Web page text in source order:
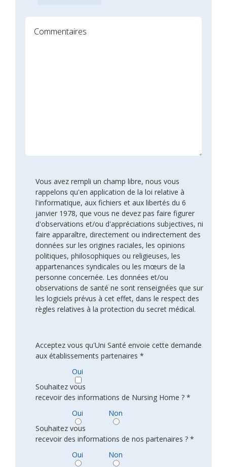
Vous avez rempli un champ libre, nous vous
rappelons qu'en application de la loi relative à
l'informatique, aux fichiers et aux libertés du 6
janvier 1978, que vous ne devez pas faire figurer
d'observations et/ou d'appréciations subjectives, ni
faire apparaître, directement ou indirectement des
données sur les origines raciales, les opinions
politiques, philosophiques ou religieuses, les
appartenances syndicales ou les mœurs de la
personne concernée. Les données et/ou
observations de santé ne sont renseignées que sur
les logiciels prévus à cet effet, dans le respect des
règles relatives à la protection du secret médical.
Acceptez vous qu'Uni Santé envoie cette demande
aux établissements partenaires *
Oui
Souhaitez vous
recevoir des informations de Nursing Home ? *
Oui
Non
Souhaitez vous
recevoir des informations de nos partenaires ? *
Oui
Non